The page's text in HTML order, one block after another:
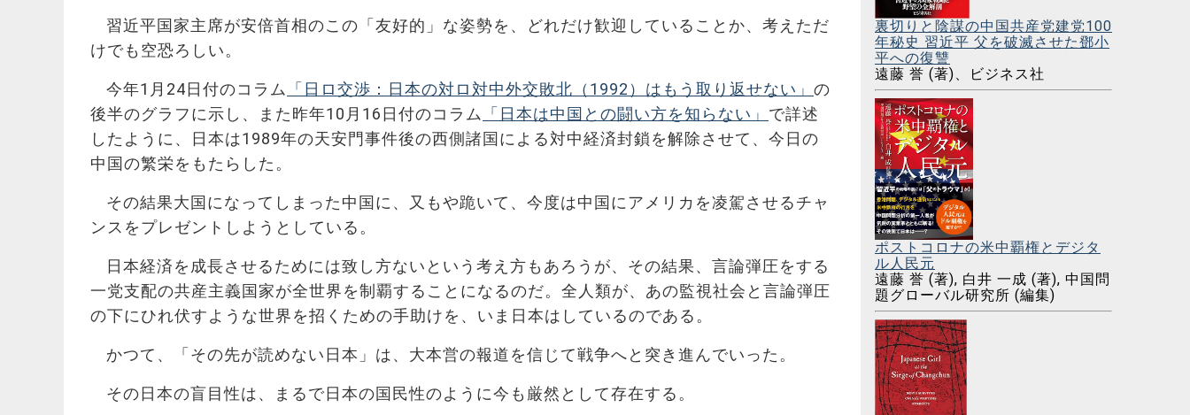
習近平国家主席が安倍首相のこの「友好的」な姿勢を、どれだけ歓迎していることか、考えただ
けでも空恐ろしい。
今年1月24日付のコラム 「日ロ交渉：日本の対ロ対中外交敗北（1992）はもう取り返せない」 の
後半のグラフに示し、また昨年10月16日付のコラム 「日本は中国との闘い方を知らない」 で詳述
したように、日本は1989年の天安門事件後の西側諸国による対中経済封鎖を解除させて、今日の
中国の繁栄をもたらした。
その結果大国になってしまった中国に、又もや跪いて、今度は中国にアメリカを凌駕させるチャ
ンスをプレゼントしようとしている。
日本経済を成長させるためには致し方ないという考え方もあろうが、その結果、言論弾圧をする
一党支配の共産主義国家が全世界を制覇することになるのだ。全人類が、あの監視社会と言論弾圧
の下にひれ伏すような世界を招くための手助けを、いま日本はしているのである。
かつて、「その先が読めない日本」は、大本営の報道を信じて戦争へと突き進んでいった。
その日本の盲目性は、まるで日本の国民性のように今も厳然として存在する。
裏切りと陰謀の中国共産党建党100
年秘史 習近平 父を破滅させた鄧小
平への復讐
遠藤 誉 (著)、ビジネス社
ポストコロナの米中覇権とデジタ
ル人民元
遠藤 誉 (著), 白井 一成 (著), 中国問
題グローバル研究所 (編集)